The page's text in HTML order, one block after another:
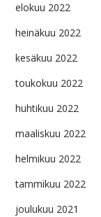
elokuu 2022
heinäkuu 2022
kesäkuu 2022
toukokuu 2022
huhtikuu 2022
maaliskuu 2022
helmikuu 2022
tammikuu 2022
joulukuu 2021